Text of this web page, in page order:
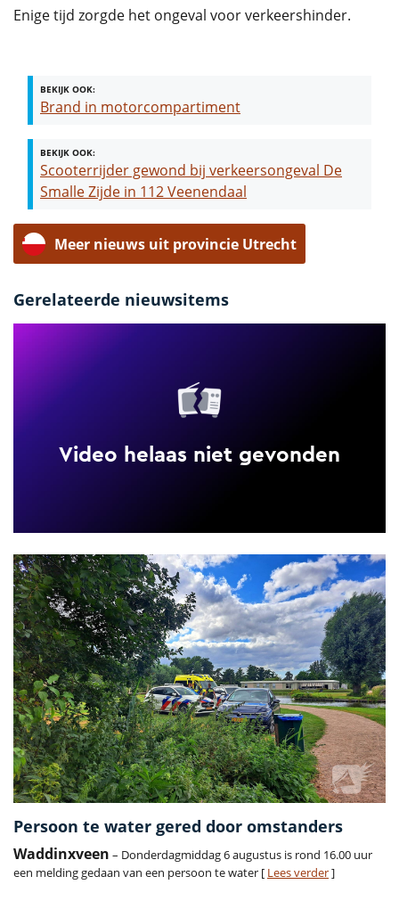
Enige tijd zorgde het ongeval voor verkeershinder.
BEKIJK OOK:
Brand in motorcompartiment
BEKIJK OOK:
Scooterrijder gewond bij verkeersongeval De
Smalle Zijde in 112 Veenendaal
Meer nieuws uit provincie Utrecht
Gerelateerde nieuwsitems
Persoon te water gered door omstanders
Waddinxveen – Donderdagmiddag 6 augustus is rond 16.00 uur
een melding gedaan van een persoon te water [ Lees verder]